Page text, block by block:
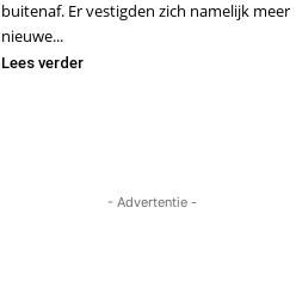
buitenaf. Er vestigden zich namelijk meer
nieuwe...
Lees verder
- Advertentie -